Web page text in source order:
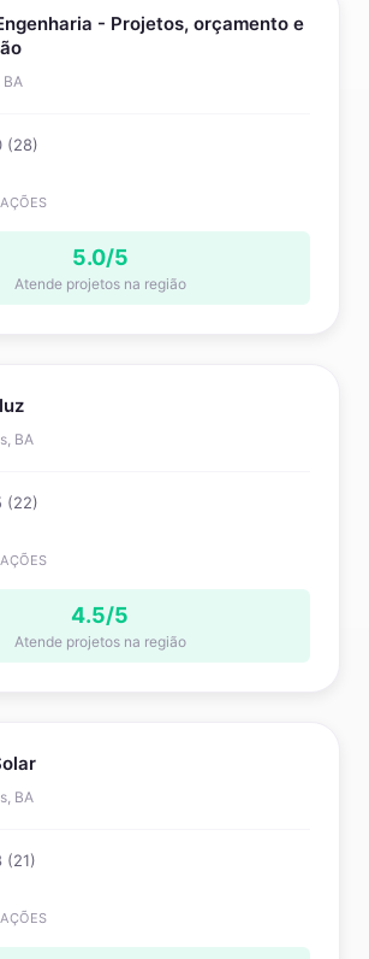
- Projetos, orçamento e
BA
(28)
5.0/5
Atende projetos na região
BA
(22)
4.5/5
Atende projetos na região
BA
(21)